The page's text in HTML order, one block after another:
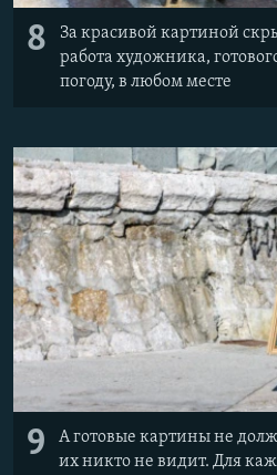
8
За красивой картиной
работа художника,
погоду, в любом месте
9
А готовые картины не
их никто не видит. Для